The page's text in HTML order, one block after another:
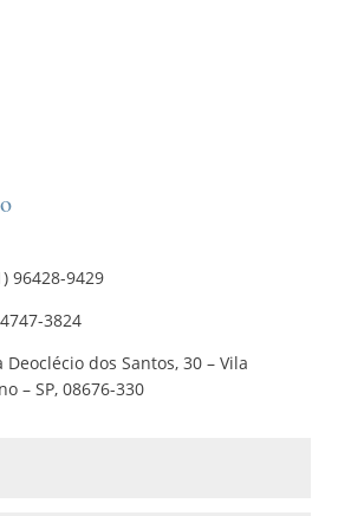
96428-9429
3824
Deoclécio dos Santos, 30 – Vila
– SP, 08676-330